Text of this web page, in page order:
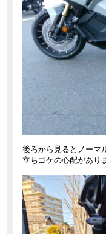
後ろから見るとノー
立ちゴケの心配があり